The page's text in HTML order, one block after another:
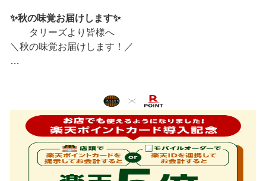
✨秋の味覚お届けします✨
タリーズより皆様へ
＼秋の味覚お届けします！／
実りの秋らしいほっこりフードも続々登場です♪
涼しい店内で一足早い秋の訪 ···